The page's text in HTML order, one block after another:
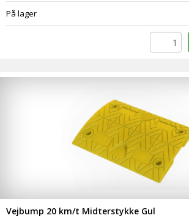
På lager
Vejbump 20 km/t Midterstykke Gul